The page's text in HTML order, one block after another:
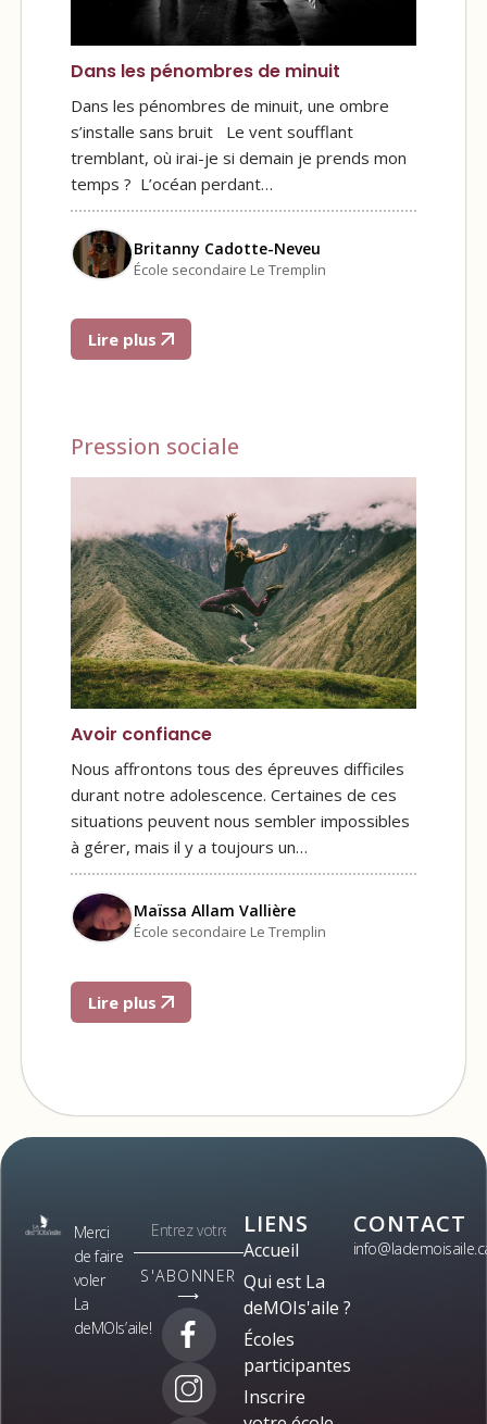
Dans les pénombres de minuit
Dans les pénombres de minuit, une ombre
s’installe sans bruit Le vent soufflant
tremblant, où irai-je si demain je prends mon
temps ? L’océan perdant…
Britanny Cadotte-Neveu
École secondaire Le Tremplin
Lire plus
Pression sociale
Avoir confiance
Nous affrontons tous des épreuves difficiles
durant notre adolescence. Certaines de ces
situations peuvent nous sembler impossibles
à gérer, mais il y a toujours un…
Maïssa Allam Vallière
École secondaire Le Tremplin
Lire plus
Merci
de faire
voler
La
deMOIs’aile!
S'ABONNER
⟶
LIENS
Accueil
Qui est La
deMOIs'aile ?
Écoles
participantes
Inscrire
CONTACT